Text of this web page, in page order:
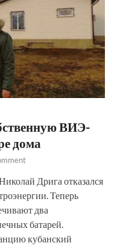
ВИЭ-
дома
Дрига отказался
Теперь
два
батарей.
кубанский